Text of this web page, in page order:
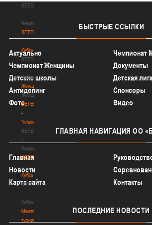
BETERA
-
Чемпионат
BETERA
-
Кубок
BETERA
-
Кубок
Женщины
Женщины
BETERA
-
Чемпионат
BETERA
-
Чемпионат
BETERA
-
Кубок
BETERA
-
Кубок
Международный
турнир
БЫСТРЫЕ ССЫЛКИ
Актуально
Чемпионат
Чемпионат Женщины
Документы
Детские школы
Детская лига
Антидопинг
Спонсоры
Фото
Видео
ГЛАВНАЯ НАВИГАЦИЯ ОО
Главная
Новости
Карта сайта
Контакты
ПОСЛЕДНИЕ НОВОСТИ